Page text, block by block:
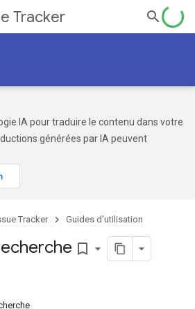
Tracker
IA pour traduire le contenu dans votre
générées par IA peuvent
Tracker Guides d'utilisation
bookmark_border